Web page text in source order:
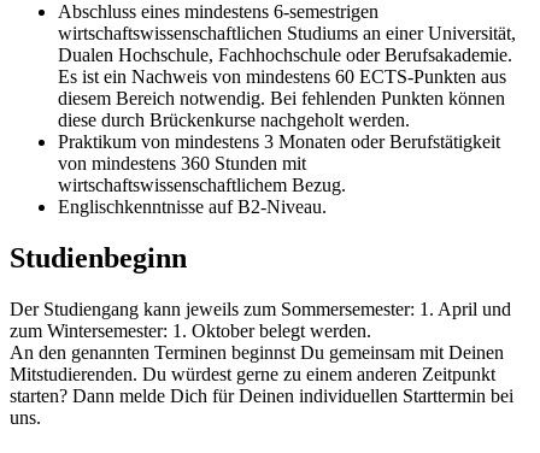
Abschluss eines mindestens 6-semestrigen
wirtschaftswissenschaftlichen Studiums an einer Universität,
Dualen Hochschule, Fachhochschule oder Berufsakademie.
Es ist ein Nachweis von mindestens 60 ECTS-Punkten aus
diesem Bereich notwendig. Bei fehlenden Punkten können
diese durch Brückenkurse nachgeholt werden.
Praktikum von mindestens 3 Monaten oder Berufstätigkeit
von mindestens 360 Stunden mit
wirtschaftswissenschaftlichem Bezug.
Englischkenntnisse auf B2-Niveau.
Studienbeginn
Der Studiengang kann jeweils zum Sommersemester: 1. April und
zum Wintersemester: 1. Oktober belegt werden.
An den genannten Terminen beginnst Du gemeinsam mit Deinen
Mitstudierenden. Du würdest gerne zu einem anderen Zeitpunkt
starten? Dann melde Dich für Deinen individuellen Starttermin bei
uns.